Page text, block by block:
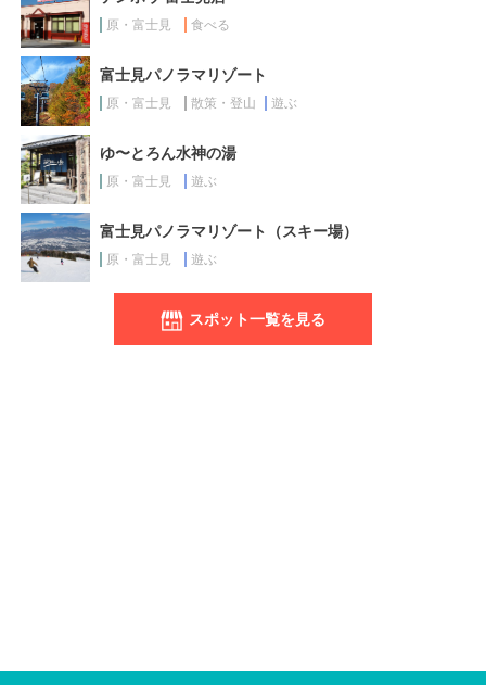
原・富士見 食べる
富士見パノラマリゾート
原・富士見 散策・登山 遊ぶ
ゆ〜とろん水神の湯
原・富士見 遊ぶ
富士見パノラマリゾート（スキー場）
原・富士見 遊ぶ
スポット一覧を見る